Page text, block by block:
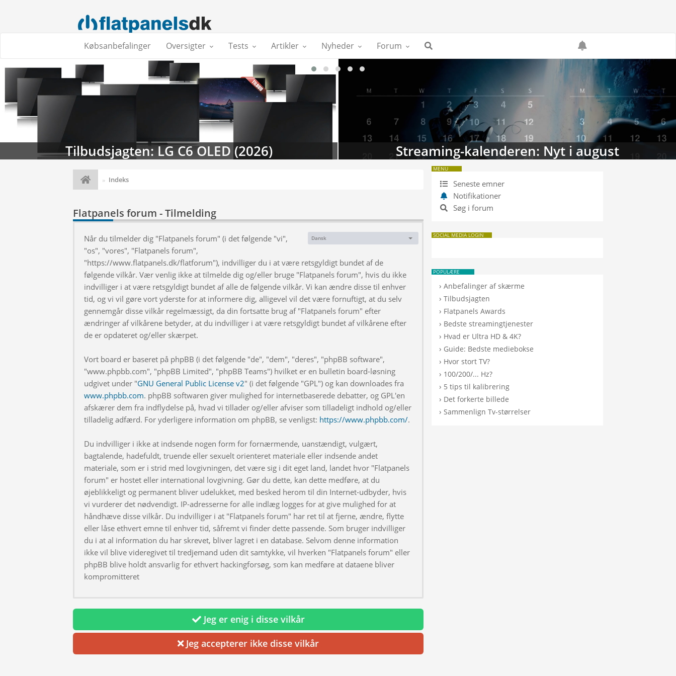
Købsanbefalinger Oversigter Tests Artikler Nyheder Forum
Tilbudsjagten: LG C6 OLED (2026) Streaming-kalenderen: Nyt i august
Indeks
Flatpanels forum - Tilmelding
Sprog:
Dansk
Når du tilmelder dig "Flatpanels forum" (i det følgende "vi",
"os", "vores", "Flatpanels forum",
"https://www.flatpanels.dk/flatforum"), indvilliger du i at være retsgyldigt bundet af de
følgende vilkår. Vær venlig ikke at tilmelde dig og/eller bruge "Flatpanels forum", hvis du ikke
indvilliger i at være retsgyldigt bundet af alle de følgende vilkår. Vi kan ændre disse til enhver
tid, og vi vil gøre vort yderste for at informere dig, alligevel vil det være fornuftigt, at du selv
gennemgår disse vilkår regelmæssigt, da din fortsatte brug af "Flatpanels forum" efter
ændringer af vilkårene betyder, at du indvilliger i at være retsgyldigt bundet af vilkårene efter
de er opdateret og/eller skærpet.
Vort board er baseret på phpBB (i det følgende "de", "dem", "deres", "phpBB software",
"www.phpbb.com", "phpBB Limited", "phpBB Teams") hvilket er en bulletin board-løsning
udgivet under "GNU General Public License v2" (i det følgende "GPL") og kan downloades fra
www.phpbb.com. phpBB softwaren giver mulighed for internetbaserede debatter, og GPL'en
afskærer dem fra indflydelse på, hvad vi tillader og/eller afviser som tilladeligt indhold og/eller
tilladelig adfærd. For yderligere information om phpBB, se venligst: https://www.phpbb.com/.
Du indvilliger i ikke at indsende nogen form for fornærmende, uanstændigt, vulgært,
bagtalende, hadefuldt, truende eller sexuelt orienteret materiale eller indsende andet
materiale, som er i strid med lovgivningen, det være sig i dit eget land, landet hvor "Flatpanels
forum" er hostet eller international lovgivning. Gør du dette, kan dette medføre, at du
øjeblikkeligt og permanent bliver udelukket, med besked herom til din Internet-udbyder, hvis
vi vurderer det nødvendigt. IP-adresserne for alle indlæg logges for at give mulighed for at
håndhæve disse vilkår. Du indvilliger i at "Flatpanels forum" har ret til at fjerne, ændre, flytte
eller låse ethvert emne til enhver tid, såfremt vi finder dette passende. Som bruger indvilliger
du i at al information du har skrevet, bliver lagret i en database. Selvom denne information
ikke vil blive videregivet til tredjemand uden dit samtykke, vil hverken "Flatpanels forum" eller
phpBB blive holdt ansvarlig for ethvert hackingforsøg, som kan medføre at dataene bliver
kompromitteret
Jeg er enig i disse vilkår
Jeg accepterer ikke disse vilkår
MENU
Seneste emner
Notifikationer
Søg i forum
SOCIAL MEDIA LOGIN
POPULÆRE
›Anbefalinger af skærme
›Tilbudsjagten
› Flatpanels Awards
› Bedste streamingtjenester
› Hvad er Ultra HD & 4K?
› Guide: Bedste mediebokse
› Hvor stort TV?
› 100/200/... Hz?
› 5 tips til kalibrering
› Det forkerte billede
›Sammenlign Tv-størrelser